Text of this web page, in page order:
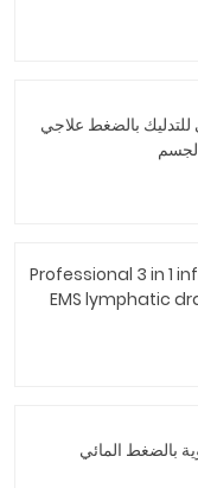
بالضغط علاجي
Professional 3 in 1
EMS lymphatic
بالضغط المائي